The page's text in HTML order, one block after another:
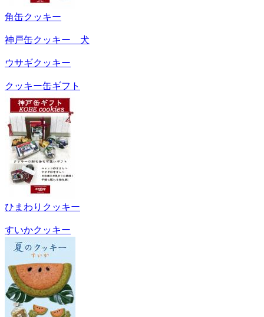
角缶クッキー
神戸缶クッキー 犬
ウサギクッキー
クッキー缶ギフト
ひまわりクッキー
すいかクッキー